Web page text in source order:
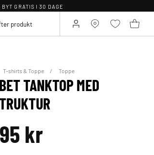
BYT GRATIS I 30 DAGE
T-shirts & Toppe Toppe
TANKTOP MED
kr